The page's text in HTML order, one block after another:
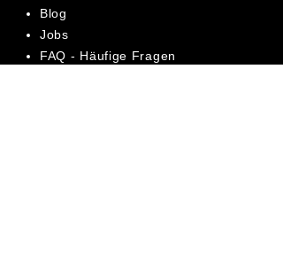
Blog
Jobs
FAQ - Häufige Fragen